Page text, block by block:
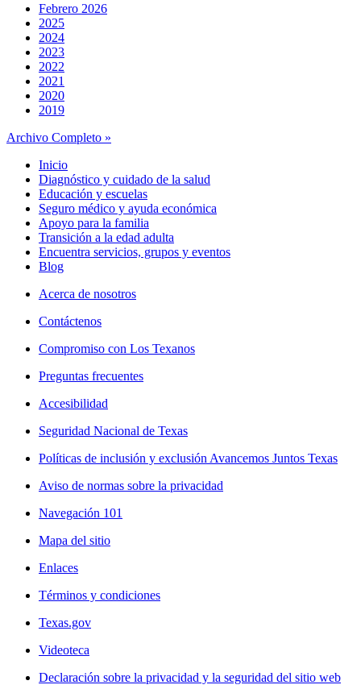
Febrero 2026
2025
2024
2023
2022
2021
2020
2019
Archivo Completo »
Inicio
Diagnóstico y cuidado de la salud
Educación y escuelas
Seguro médico y ayuda económica
Apoyo para la familia
Transición a la edad adulta
Encuentra servicios, grupos y eventos
Blog
Acerca de nosotros
Contáctenos
Compromiso con Los Texanos
Preguntas frecuentes
Accesibilidad
Seguridad Nacional de Texas
Políticas de inclusión y exclusión Avancemos Juntos Texas
Aviso de normas sobre la privacidad
Navegación 101
Mapa del sitio
Enlaces
Términos y condiciones
Texas.gov
Videoteca
Declaración sobre la privacidad y la seguridad del sitio web